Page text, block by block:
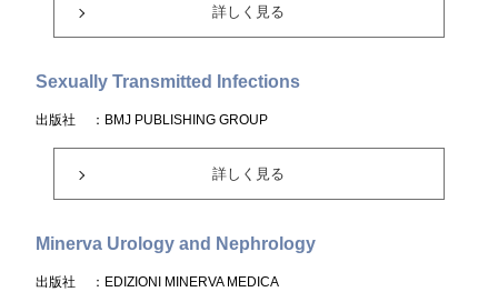
詳しく見る
Sexually Transmitted Infections
出版社 ：BMJ PUBLISHING GROUP
詳しく見る
Minerva Urology and Nephrology
出版社 ：EDIZIONI MINERVA MEDICA